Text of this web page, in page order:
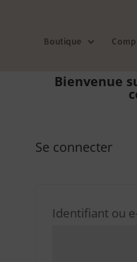
Boutique
Bienvenue
Se connecter
Identifiant ou